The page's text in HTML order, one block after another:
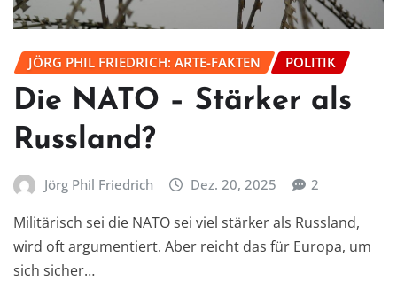
JÖRG PHIL FRIEDRICH: ARTE-FAKTEN POLITIK
Die NATO – Stärker als
Russland?
Jörg Phil Friedrich Dez. 20, 2025 2
Militärisch sei die NATO sei viel stärker als Russland,
wird oft argumentiert. Aber reicht das für Europa, um
sich sicher…